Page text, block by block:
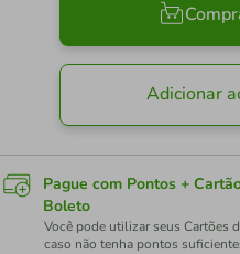
Adicionar
Pague com Pontos +
Boleto
Você pode utilizar seus Cartões
caso não tenha pontos